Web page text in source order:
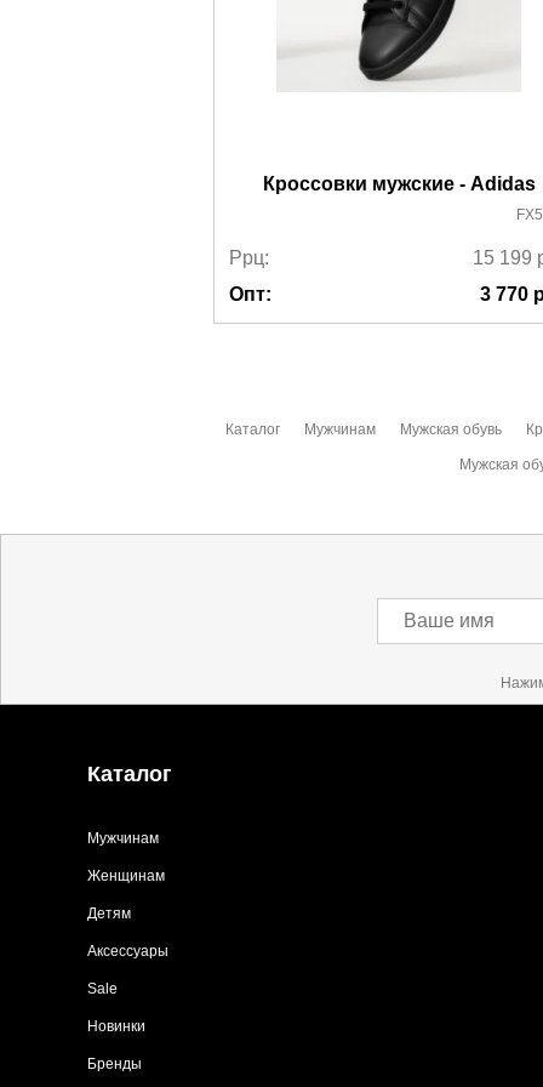
Кроссовки мужские - Adidas
Ррц: 15 199
Опт:
3 770
Каталог Мужчинам Мужская обувь
Мужская
Ваше имя
Каталог
Мужчинам
Женщинам
Детям
Аксессуары
Sale
Новинки
Бренды